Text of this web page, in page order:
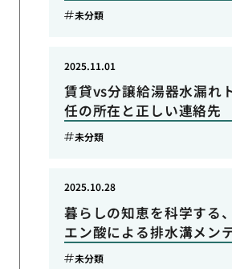
未分類
賃貸vs分譲給湯器水漏れ
任の所在と正しい連絡先
2025.11.01
未分類
暮らしの知恵を科学する
エン酸による排水溝メン
2025.10.28
未分類